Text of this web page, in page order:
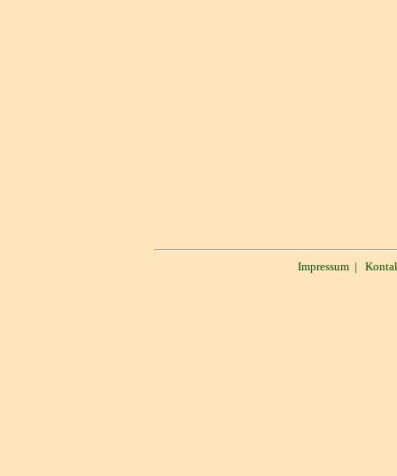
Impressum|